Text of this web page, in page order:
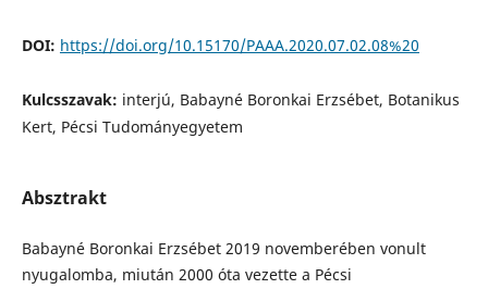
DOI: https://doi.org/10.15170/PAAA.2020.07.02.08%20
Kulcsszavak: interjú, Babayné Boronkai Erzsébet, Botanikus
Kert, Pécsi Tudományegyetem
Absztrakt
Babayné Boronkai Erzsébet 2019 novemberében vonult
nyugalomba, miután 2000 óta vezette a Pécsi